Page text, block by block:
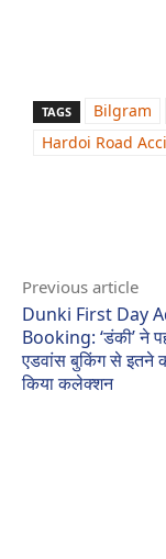
TAGS Bilgram
Hardoi Road
Previous article
Dunki First Day
Booking: ‘डंकी’ ने
एडवांस बुकिंग से इतने
किया कलेक्शन